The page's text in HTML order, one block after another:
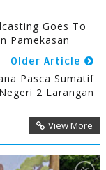
Goes To
Pamekasan
Older Article
Pasca Sumatif
2 Larangan
View More